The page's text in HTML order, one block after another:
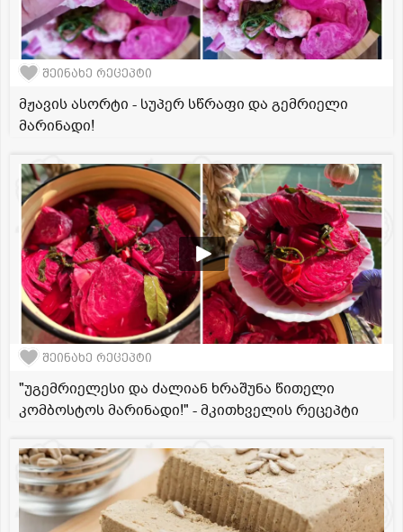
შეინახე რეცეპტი
მჟავის ასორტი - სუპერ სწრაფი და გემრიელი
მარინადი!
შეინახე რეცეპტი
"უგემრიელესი და ძალიან ხრაშუნა წითელი
კომბოსტოს მარინადი!" - მკითხველის რეცეპტი